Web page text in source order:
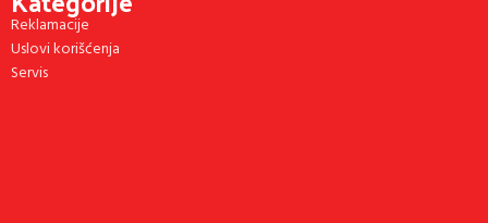
Reklamacije
Uslovi korišćenja
Servis